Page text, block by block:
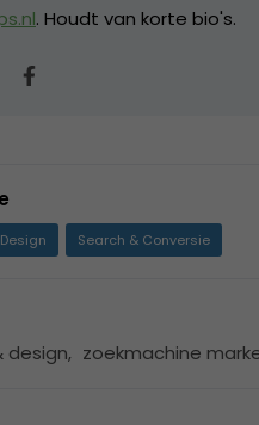
. Houdt van korte bio's.
Search & Conversie
design, zoekmachine